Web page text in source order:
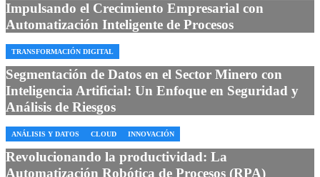
Impulsando el Crecimiento Empresarial con
Automatización Inteligente de Procesos
TRANSFORMACIÓN DIGITAL
Segmentación de Datos en el Sector Minero con
Inteligencia Artificial: Un Enfoque en Seguridad y
Análisis de Riesgos
ANÁLISIS Y DATOS CLOUD INNOVACIÓN
Revolucionando la productividad: La
Automatización Robótica de Procesos (RPA)